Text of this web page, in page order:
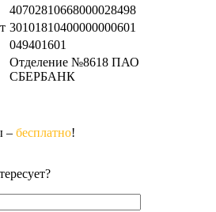
40702810668000028498
30101810400000000601
049401601
Отделение №8618 ПАО
СБЕРБАНК
– бесплатно!